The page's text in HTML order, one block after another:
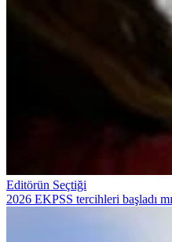
Editörün Seçtiği
2026 EKPSS tercihleri başladı